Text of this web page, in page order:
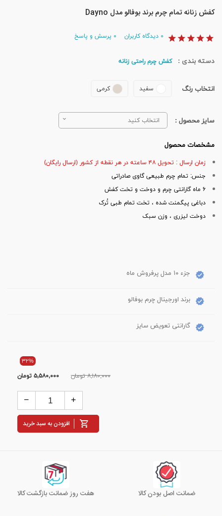
کفش زنانه تمام چرم برند بوفالو مدل Dayno
دیدگاه کاربران پرسش و پاسخ
دسته بندی : کفش چرم راحتی زنانه
انتخاب رنگ سفید کرمی
سایز محصول : انتخاب کنید
مشخصات محصول
زمان ارسال : تحویل ۴۸ ساعته در هر نقطه از کشور (ارسال رایگان)
جنس: تمام چرم طبیعی گاوی صادراتی
۶ ماه گارانتی چرم و دوخت و تخت کفش
دباغی پیگمنت شده ، تخت تمام طبی تُرک
دوخت لیزری ، وزن سبک
جزء ۱۰ مدل پرفروش ماه
برند اورجینال چرم بوفالو
گارانتی تعویض سایز
۳۲%
۸,۱۸۰,۰۰۰ تومان ۵,۵۸۰,۰۰۰تومان
افزودن به سبد خرید
ضمانت اصل بودن کالا هفت روز ضمانت بازگشت کالا